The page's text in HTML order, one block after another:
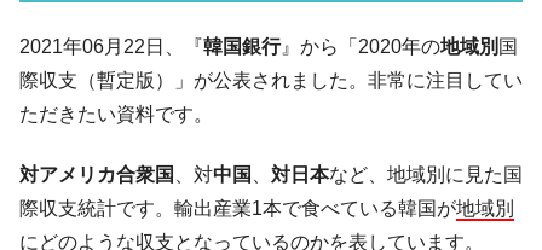
韓国･李在明さっそく不動産対策で浅薄な発
言。
だ。
『Money1』
『韓国銀行』が「金の保有量を増やしま
す」⇒「金を経由するドル入手」手段ではないのか？
『Money1』
韓国･外為取引量「1日当たり1,214.4億ド
2021年06月22日、『韓国銀行』から「2020年の地域別 国
際収支（暫定版）」が公表されました。非常に注目してい
ただきたい資料です。
対アメリカ合衆国 、対中国 対日本など、地域別に見た国
際収支統計です。輸出産業1本で食べている韓国が地域別
にどのような収支となっているのかを表しています。